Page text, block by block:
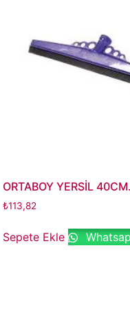
ORTABOY YERSİL
₺113,82
Sepete Ekle